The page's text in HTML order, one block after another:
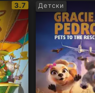
C
IMDb
рейтинг:
3.7 Детски